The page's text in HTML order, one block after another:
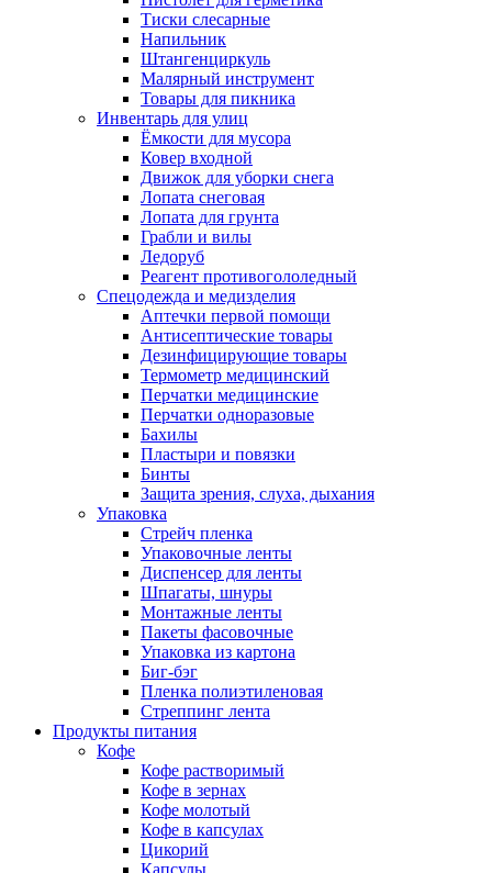
Тиски слесарные
Напильник
Штангенциркуль
Малярный инструмент
Товары для пикника
Инвентарь для улиц
Ёмкости для мусора
Ковер входной
Движок для уборки снега
Лопата снеговая
Лопата для грунта
Грабли и вилы
Ледоруб
Реагент противогололедный
Спецодежда и медизделия
Аптечки первой помощи
Антисептические товары
Дезинфицирующие товары
Термометр медицинский
Перчатки медицинские
Перчатки одноразовые
Бахилы
Пластыри и повязки
Бинты
Защита зрения, слуха, дыхания
Упаковка
Стрейч пленка
Упаковочные ленты
Диспенсер для ленты
Шпагаты, шнуры
Монтажные ленты
Пакеты фасовочные
Упаковка из картона
Биг-бэг
Пленка полиэтиленовая
Стреппинг лента
Продукты питания
Кофе
Кофе растворимый
Кофе в зернах
Кофе молотый
Кофе в капсулах
Цикорий
Капсулы